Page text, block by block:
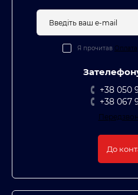
Чому варто вибрати
Швейцарська якість
Інноваційні технології—
свіжості кави,
Легкість в управлінні
—
Висока швидкість
смак за лічені хвилини.
Моделі кавомашин JURA
де важливо отримати на
Я прочитав Оплата
+38 050
+38 067
До